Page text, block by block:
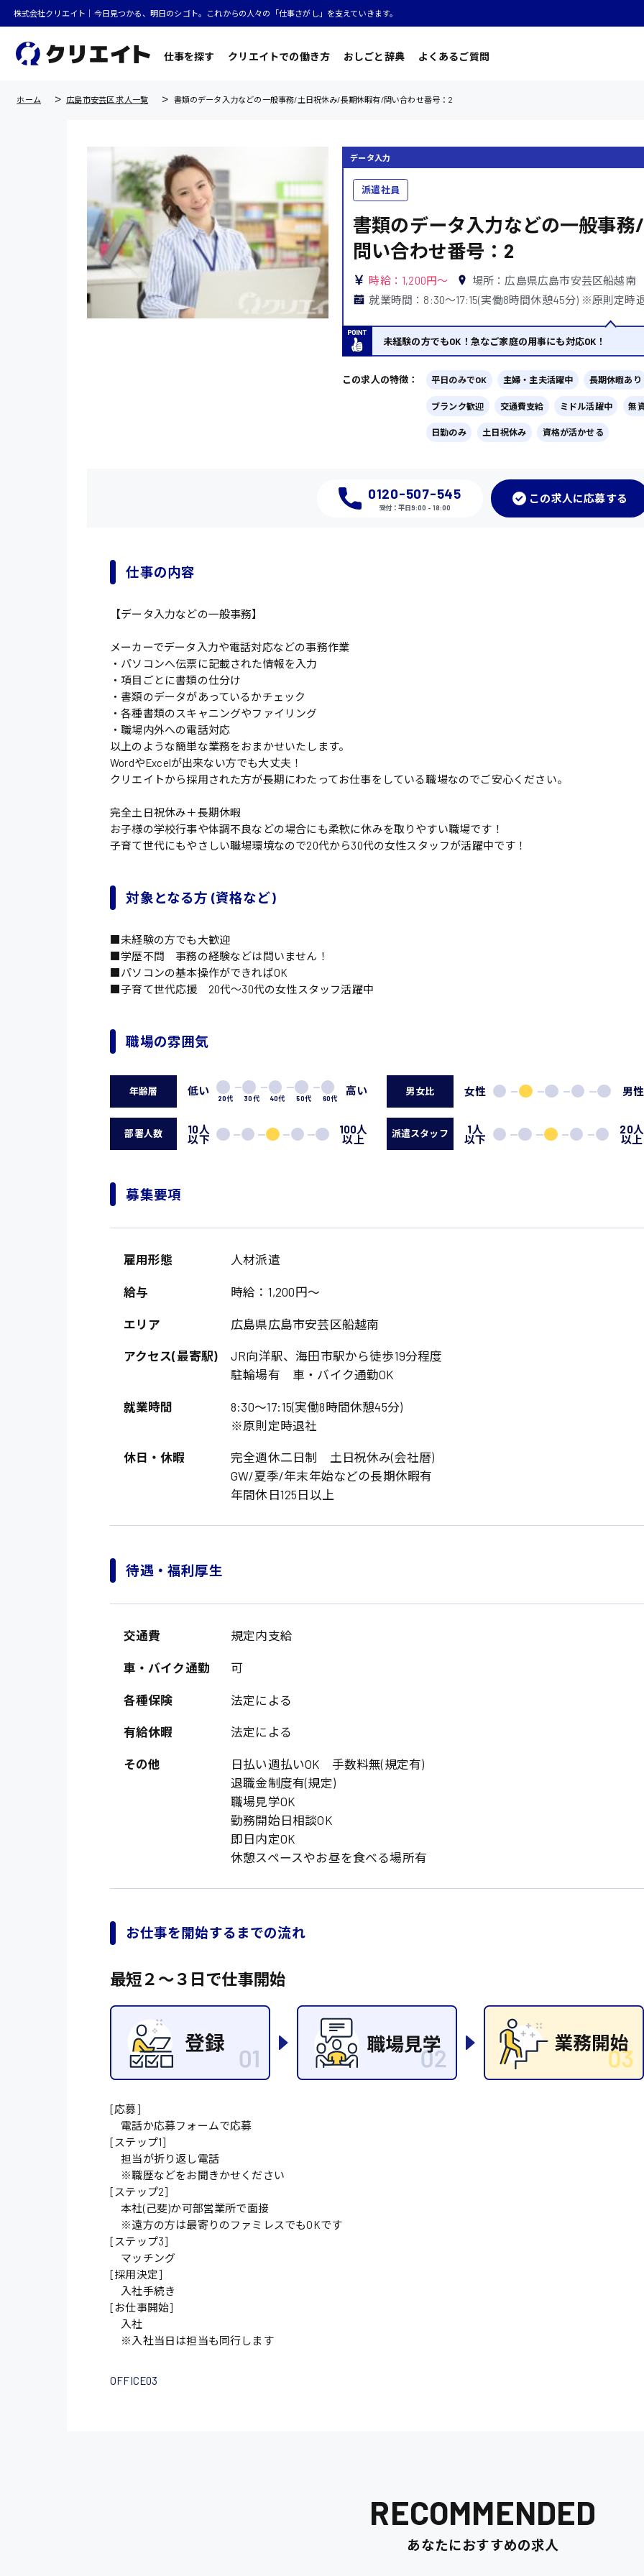
株式会社クリエイト｜今日見つかる、明日のシゴト。これからの人々の「仕事さがし」を支えていきます。
仕事を探す クリエイトでの働き方 おしごと辞典 よくあるご質問
製造・軽作業・物流系
組立、加工
医師
貿易事務
総務事務
医療事務
IT・クリエイティブ系
DTPオペレーター CADオペレーター
システムエンジニア
販売・サービス・フード系
経営企画
その他の専門職
配送・ドライバー
広島市中区 広島市東区
山県郡
熊本県
愛知県
千葉県
時給制すべて
日給制すべて 月給制すべて 時給1000円～
時給1300円〜
ホーム 広島市安芸区 求人一覧 書類のデータ入力などの一般事務/土日祝休み/長期休暇有/問い合わせ番号：2
データ入力
派遣社員
書類のデータ入力などの一般事
問い合わせ番号：2
時給：1,200円～
場所：広島県広島市安芸区船越南
就業時間：8:30〜17:15(実働8時間休憩45分) ※原則定時
未経験の方でもOK！急なご家庭の用事にも対応OK！
この求人の特徴： 平日のみでOK 主婦・主夫活躍中 長期休暇あり
ブランク歓迎 交通費支給 ミドル活躍中 無
日勤のみ 土日祝休み 資格が活かせる
0120-507-545
受付：平日9:00 - 18:00
この求人に応募する
仕事の内容
【データ入力などの一般事務】
メーカーでデータ入力や電話対応などの事務作業
・パソコンへ伝票に記載された情報を入力
・項目ごとに書類の仕分け
・書類のデータがあっているかチェック
・各種書類のスキャニングやファイリング
・職場内外への電話対応
以上のような簡単な業務をおまかせいたします。
WordやExcelが出来ない方でも大丈夫！
クリエイトから採用された方が長期にわたってお仕事をしている職場なのでご安心ください。
完全土日祝休み＋長期休暇
お子様の学校行事や体調不良などの場合にも柔軟に休みを取りやすい職場です！
子育て世代にもやさしい職場環境なので20代から30代の女性スタッフが活躍中です！
対象となる方 (資格など)
■未経験の方でも大歓迎
■学歴不問 事務の経験などは問いません！
■パソコンの基本操作ができればOK
■子育て世代応援 20代〜30代の女性スタッフ活躍中
職場の雰囲気
年齢層 低い
20代 30代 40代 50代 60代
高い 男女比 女性 男性
部署人数 10人
以下
100人
以上 派遣スタッフ 1人
以下
20人
以上
募集要項
雇用形態 人材派遣
給与 時給：1,200円～
エリア 広島県広島市安芸区船越南
アクセス(最寄駅)
JR向洋駅、海田市駅から徒歩19分程度
駐輪場有 車・バイク通勤OK
就業時間
8:30〜17:15(実働8時間休憩45分)
※原則定時退社
休日・休暇
完全週休二日制 土日祝休み(会社暦)
GW/夏季/年末年始などの長期休暇有
年間休日125日以上
待遇・福利厚生
交通費 規定内支給
車・バイク通勤 可
各種保険 法定による
有給休暇 法定による
その他
日払い週払いOK 手数料無(規定有)
退職金制度有(規定)
職場見学OK
勤務開始日相談OK
即日内定OK
休憩スペースやお昼を食べる場所有
お仕事を開始するまでの流れ
最短２〜３日で仕事開始
[応募]
電話か応募フォームで応募
[ステップ1]
担当が折り返し電話
※職歴などをお聞きかせください
[ステップ2]
本社(己斐)か可部営業所で面接
※遠方の方は最寄りのファミレスでもOKです
[ステップ3]
マッチング
[採用決定]
入社手続き
[お仕事開始]
入社
※入社当日は担当も同行します
OFFICE03
RECOMMENDED
あなたにおすすめの求人